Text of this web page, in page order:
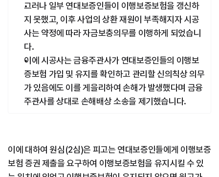
그러나 일부 연대보증인들이 이행보증보험을 갱신하
지 못했고, 이후 사업의 상환 재원이 부족해지자 시공
사는 약정에 따라 자금보충의무를 이행하게 되었습니
다.
이에 시공사는 금융주관사가 연대보증인들의 이행보
증보험 가입 및 유지를 확인하고 관리할 신의칙상 의무
가 있음에도 이를 게을리하여 손해가 발생했다며 금융
주관사를 상대로 손해배상 소송을 제기했습니다.
이에 대하여 원심(2심)은 피고는 연대보증인들에게 이행보증
보험 증권 제출을 요구하여 이행보증보험을 유지시킬 수 있